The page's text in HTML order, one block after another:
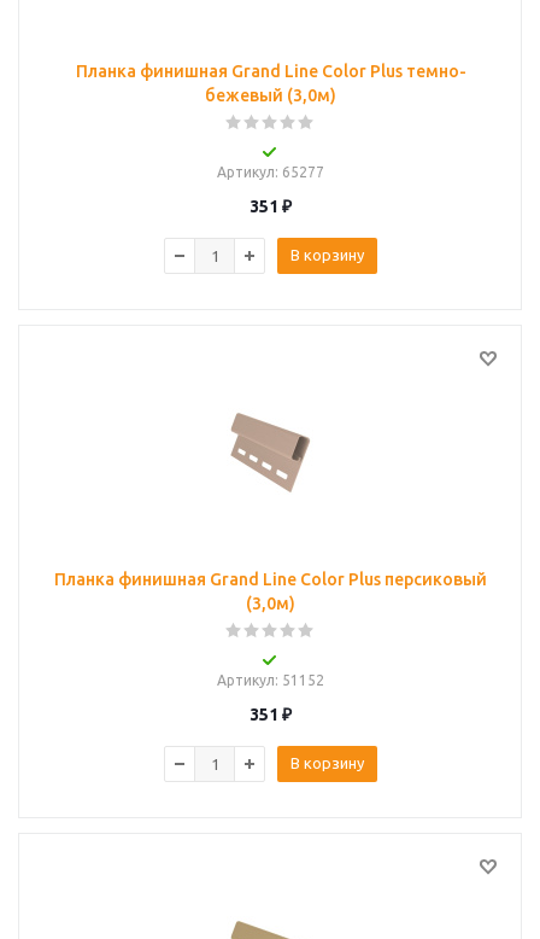
Планка финишная Grand Line Color Plus темно-
бежевый (3,0м)
Артикул: 65277
351 ₽
В корзину
Планка финишная Grand Line Color Plus персиковый
(3,0м)
Артикул: 51152
351 ₽
В корзину